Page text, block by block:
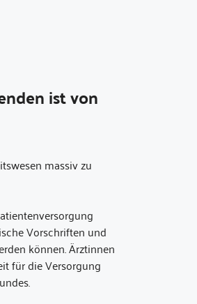
ist von
massiv zu
Vorschriften und
können. Ärztinnen
für die Versorgung